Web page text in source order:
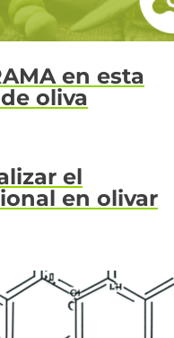
en esta
oliva
el
en olivar